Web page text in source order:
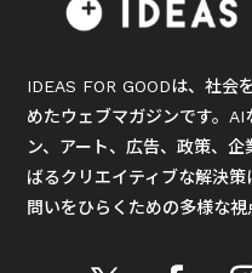
IDEAS FOR GOODは、社会
めたウェブマガジンです。
ン、アート、広告、政策、
ばるクリエイティブな解決
問いをひらくための多様な視